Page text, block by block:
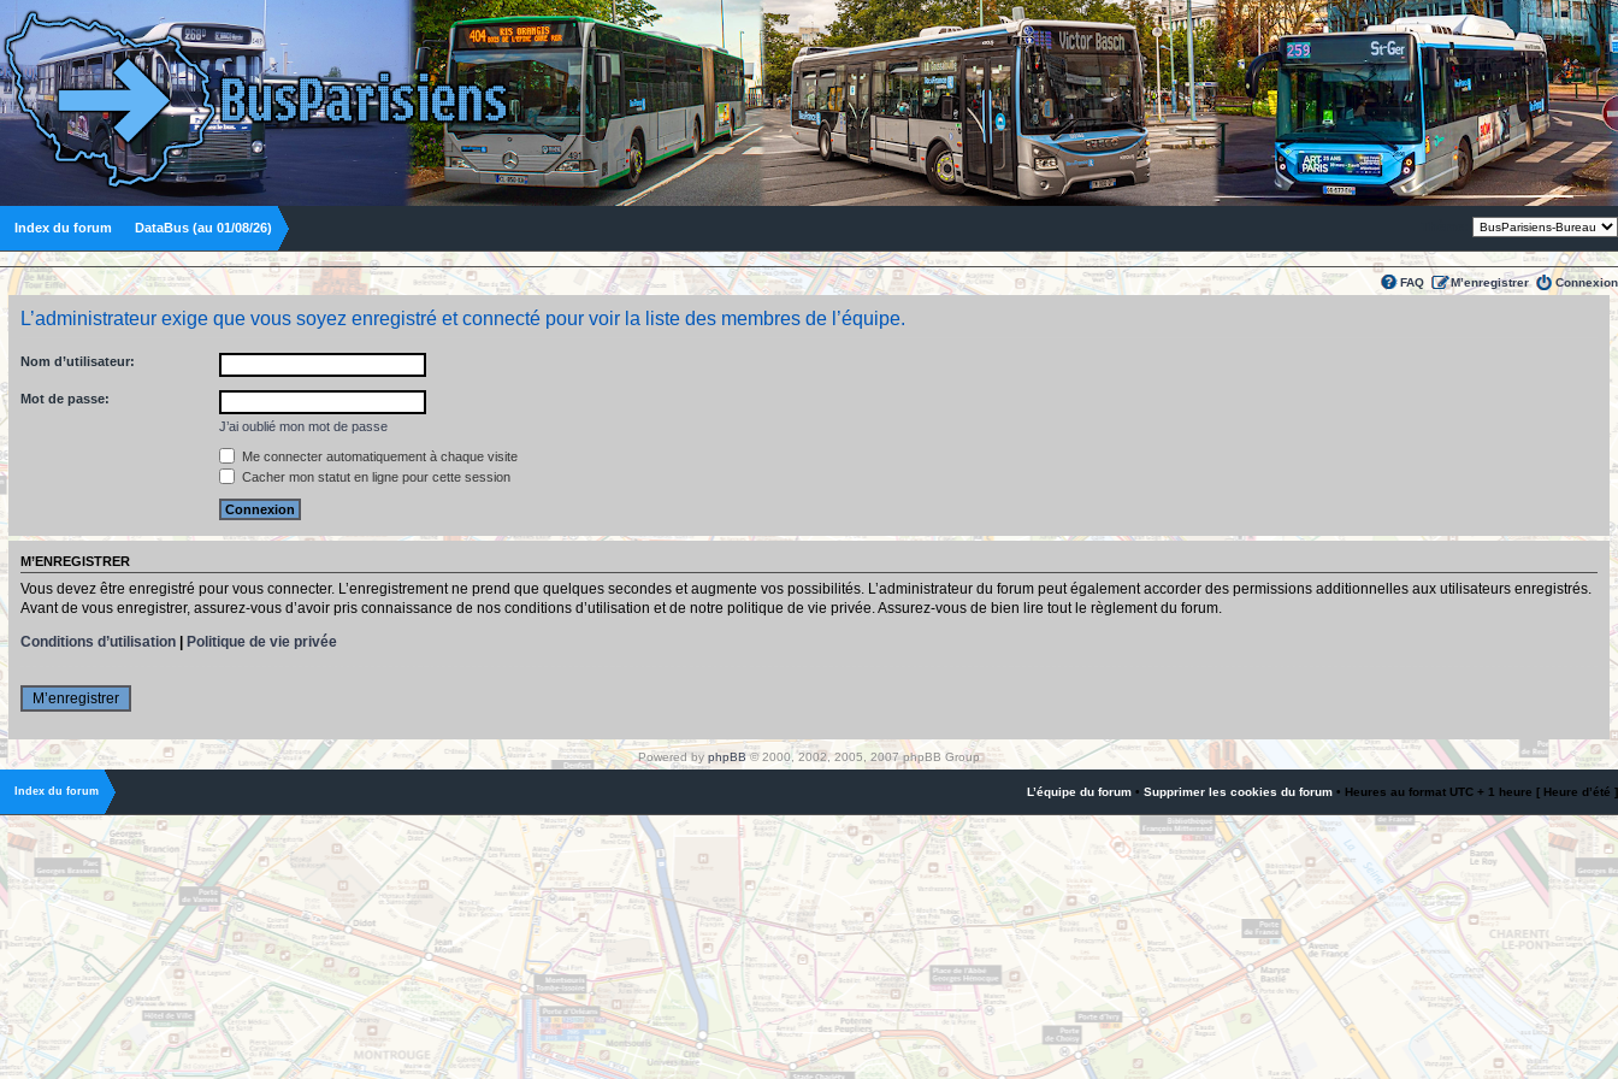
Index du forum DataBus (au 01/08/26)
FAQ M’enregistrer Connexion
L’administrateur exige que vous soyez enregistré et connecté pour voir la liste des membres de l’équipe.
Nom d’utilisateur:
Mot de passe:
J’ai oublié mon mot de passe
Me connecter automatiquement à chaque visite
Cacher mon statut en ligne pour cette session
M’ENREGISTRER
Vous devez être enregistré pour vous connecter. L’enregistrement ne prend que quelques secondes et augmente vos possibilités. L’administrateur du forum peut également accorder des permissions additionnelles aux utilisateurs enregistrés.
Avant de vous enregistrer, assurez-vous d’avoir pris connaissance de nos conditions d’utilisation et de notre politique de vie privée. Assurez-vous de bien lire tout le règlement du forum.
Conditions d’utilisation
Politique de vie privée
M’enregistrer
Powered by phpBB© 2000, 2002, 2005, 2007 phpBB Group
Index du forum L’équipe du forum • Supprimer les cookies du forum • Heures au format UTC + 1 heure [ Heure d’été ]